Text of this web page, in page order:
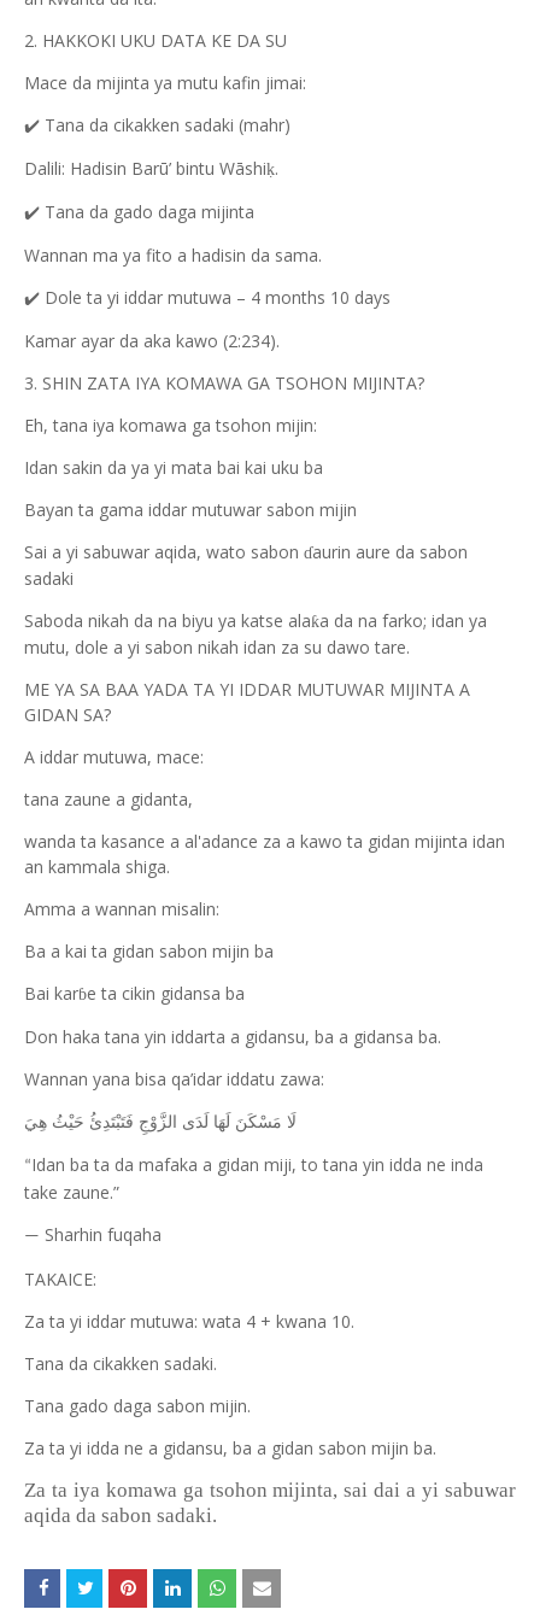
2. HAKKOKI UKU DATA KE DA SU
Mace da mijinta ya mutu kafin jimai:
✔️ Tana da cikakken sadaki (mahr)
Dalili: Hadisin Barū’ bintu Wāshiḳ.
✔️ Tana da gado daga mijinta
Wannan ma ya fito a hadisin da sama.
✔️ Dole ta yi iddar mutuwa – 4 months 10 days
Kamar ayar da aka kawo (2:234).
3. SHIN ZATA IYA KOMAWA GA TSOHON MIJINTA?
Eh, tana iya komawa ga tsohon mijin:
Idan sakin da ya yi mata bai kai uku ba
Bayan ta gama iddar mutuwar sabon mijin
Sai a yi sabuwar aqida, wato sabon ɗaurin aure da sabon
sadaki
Saboda nikah da na biyu ya katse alaƙa da na farko; idan ya
mutu, dole a yi sabon nikah idan za su dawo tare.
ME YA SA BAA YADA TA YI IDDAR MUTUWAR MIJINTA A
GIDAN SA?
A iddar mutuwa, mace:
tana zaune a gidanta,
wanda ta kasance a al'adance za a kawo ta gidan mijinta idan
an kammala shiga.
Amma a wannan misalin:
Ba a kai ta gidan sabon mijin ba
Bai karɓe ta cikin gidansa ba
Don haka tana yin iddarta a gidansu, ba a gidansa ba.
Wannan yana bisa qa’idar iddatu zawa:
لَا مَسْكَنَ لَهَا لَدَى الزَّوْجِ فَتَبْتَدِئُ حَيْثُ هِيَ
“Idan ba ta da mafaka a gidan miji, to tana yin idda ne inda
take zaune.”
— Sharhin fuqaha
TAKAICE:
Za ta yi iddar mutuwa: wata 4 + kwana 10.
Tana da cikakken sadaki.
Tana gado daga sabon mijin.
Za ta yi idda ne a gidansu, ba a gidan sabon mijin ba.
Za ta iya komawa ga tsohon mijinta, sai dai a yi sabuwar
aqida da sabon sadaki.